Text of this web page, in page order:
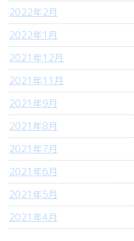
2022年2月
2022年1月
2021年12月
2021年11月
2021年9月
2021年8月
2021年7月
2021年6月
2021年5月
2021年4月